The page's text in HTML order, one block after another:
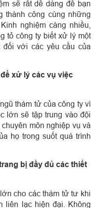
sẽ rất dễ dàng để bạn
thành công cùng những
nghiệm càng nhiều,
tỏ công ty biết xử lý một
đối với các yêu cầu của
xử lý các vụ việc
thám tử của công ty vì
lớn sẽ tập trung vào đội
môn nghiệp vụ và
họ trong suốt quá trình
bị đầy đủ các thiết
cho các thám tử tư khi
liên lạc hiện đại. Không